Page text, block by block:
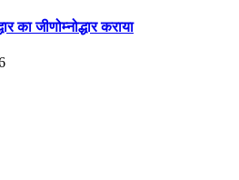
का जीणोम्नोद्धार कराया